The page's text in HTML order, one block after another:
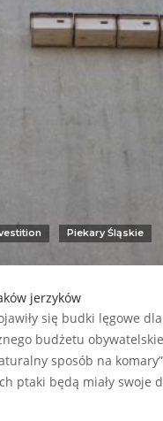
Piekary Śląskie
jerzyków
się budki lęgowe
budżetu
sposób na
ptaki będą miały swoje